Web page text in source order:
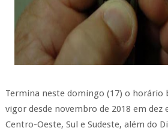
Termina neste domingo (17) o horário
vigor desde novembro de 2018 em dez
Centro-Oeste, Sul e Sudeste, além do